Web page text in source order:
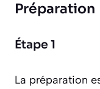
Préparation
Étape 1
La préparation